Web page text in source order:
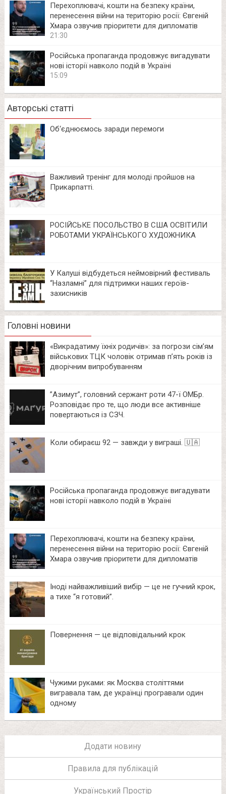
Перехоплювачі, кошти на безпеку країни,
перенесення війни на територію росії: Євгеній
Хмара озвучив пріоритети для дипломатів
21:30
Російська пропаганда продовжує вигадувати
нові історії навколо подій в Україні
15:09
Авторські статті
Об‘єднюємось заради перемоги
Важливий тренінг для молоді пройшов на
Прикарпатті.
РОСІЙСЬКЕ ПОСОЛЬСТВО В США ОСВІТИЛИ
РОБОТАМИ УКРАЇНСЬКОГО ХУДОЖНИКА
У Калуші відбудеться неймовірний фестиваль
“Назламні” для підтримки наших героїв-
захисників
Головні новини
«Викрадатиму їхніх родичів»: за погрози сім’ям
військових ТЦК чоловік отримав п’ять років із
дворічним випробуванням
⁨”Азимут”, головний сержант роти 47-ї ОМБр.
Розповідає про те, що люди все активніше
повертаються із СЗЧ.
Коли обираєш 92 — завжди у виграші. 🇺🇦
Російська пропаганда продовжує вигадувати
нові історії навколо подій в Україні
Перехоплювачі, кошти на безпеку країни,
перенесення війни на територію росії: Євгеній
Хмара озвучив пріоритети для дипломатів
Іноді найважливіший вибір — це не гучний крок,
а тихе “я готовий”.
Повернення — це відповідальний крок
Чужими руками: як Москва століттями
вигравала там, де українці програвали один
одному
Додати новину
Правила для публікацій
Український Простір